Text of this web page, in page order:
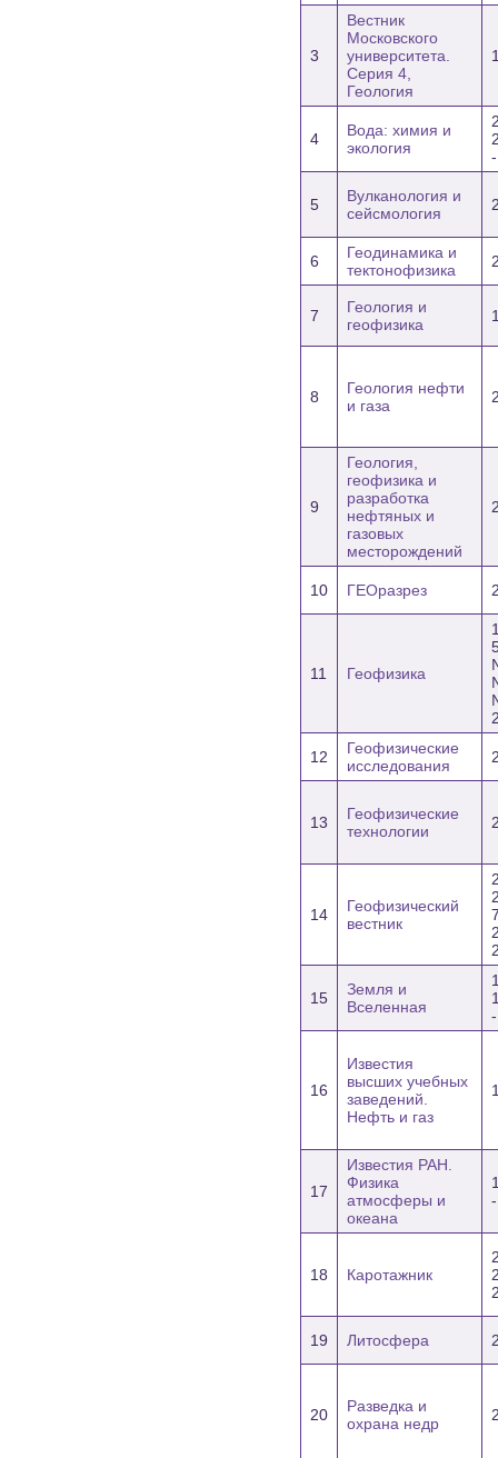
3
Вестник
Московского
университета.
Серия 4,
Геология
4
Вода: химия и
экология
5
Вулканология и
сейсмология
6
Геодинамика и
тектонофизика
7
Геология и
геофизика
8
Геология нефти
и газа
9
Геология,
геофизика и
разработка
нефтяных и
газовых
месторождений
10 ГЕОразрез
11 Геофизика
12
Геофизические
исследования
13
Геофизические
технологии
14
Геофизический
вестник
15
Земля и
Вселенная
16
Известия
высших учебных
заведений.
Нефть и газ
17
Известия РАН.
Физика
атмосферы и
океана
-
18 Каротажник
19 Литосфера
20
Разведка и
охрана недр